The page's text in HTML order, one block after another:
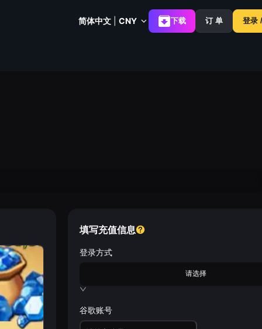
简体中文 CNY 下载 订 单 登录
填写充值信息
登录方式
请选择
谷歌账号